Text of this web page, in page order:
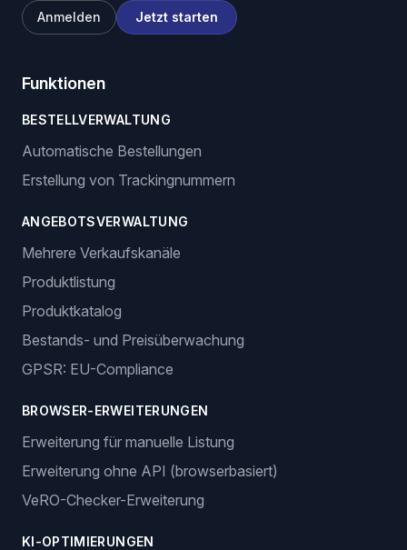
Anmelden Jetzt starten
Funktionen
BESTELLVERWALTUNG
Automatische Bestellungen
Erstellung von Trackingnummern
ANGEBOTSVERWALTUNG
Mehrere Verkaufskanäle
Produktlistung
Produktkatalog
Bestands- und Preisüberwachung
GPSR: EU-Compliance
BROWSER-ERWEITERUNGEN
Erweiterung für manuelle Listung
Erweiterung ohne API (browserbasiert)
VeRO-Checker-Erweiterung
KI-OPTIMIERUNGEN